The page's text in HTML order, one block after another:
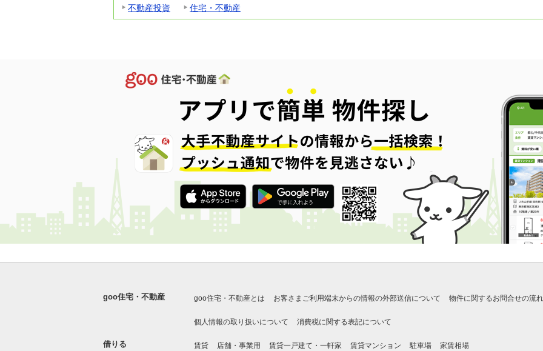
不動産投資
住宅・不動産
goo住宅・不動産 goo住宅・不動産とは お客さまご利用端末からの情報の外部送信について 物件に関するお問合せの流れ
個人情報の取り扱いについて 消費税に関する表記について
借りる 賃貸 店舗・事業用 賃貸一戸建て・一軒家 賃貸マンション 駐車場 家賃相場